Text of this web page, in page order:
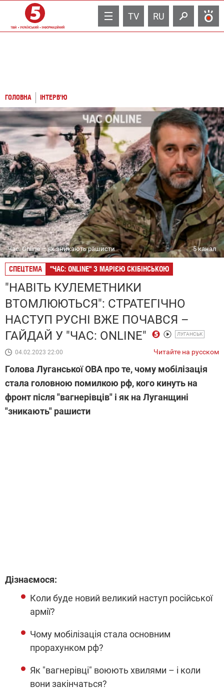
TV RU
ГОЛОВНА ІНТЕРВ'Ю
Час: Online – як зникають рашисти 5 канал
СПЕЦТЕМА "ЧАС: ONLINE" З МАРІЄЮ СКІБІНСЬКОЮ
"НАВІТЬ КУЛЕМЕТНИКИ
ВТОМЛЮЮТЬСЯ": СТРАТЕГІЧНО
НАСТУП РУСНІ ВЖЕ ПОЧАВСЯ –
ГАЙДАЙ У "ЧАС: ONLINE"
ЛУГАНСЬК
04.02.2023 22:00 Читайте на русском
Голова Луганської ОВА про те, чому мобілізація
стала головною помилкою рф, кого кинуть на
фронт після "вагнерівців" і як на Луганщині
"зникають" рашисти
Дізнаємося:
Коли буде новий великий наступ російської
армії?
Чому мобілізація стала основним
прорахунком рф?
Як "вагнерівці" воюють хвилями – і коли
вони закінчаться?